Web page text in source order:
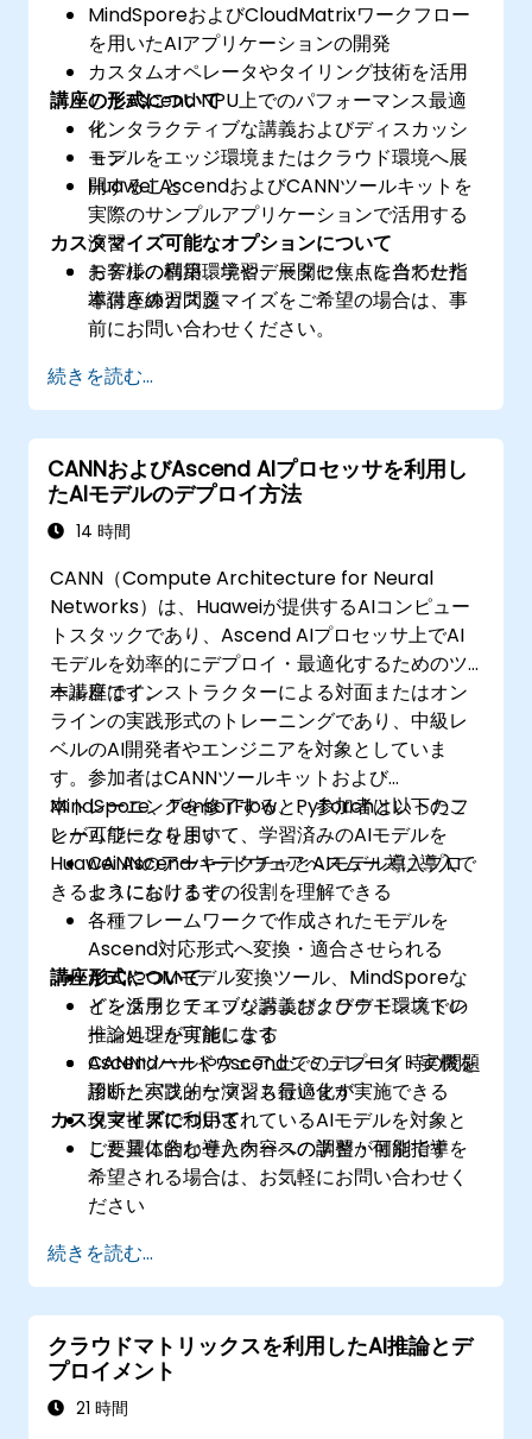
MindSporeおよびCloudMatrixワークフロー
を用いたAIアプリケーションの開発
カスタムオペレータやタイリング技術を活用
したAscend NPU上でのパフォーマンス最適
化
モデルをエッジ環境またはクラウド環境へ展
開すること
講座の形式について
インタラクティブな講義およびディスカッシ
ョン
Huawei AscendおよびCANNツールキットを
実際のサンプルアプリケーションで活用する
演習
モデルの構築、学習、展開に焦点を当てた指
導付き練習問題
カスタマイズ可能なオプションについて
お客様の利用環境やデータセットに合わせた
本講座のカスタマイズをご希望の場合は、事
前にお問い合わせください。
続きを読む...
CANNおよびAscend AIプロセッサを利用し
たAIモデルのデプロイ方法
14 時間
CANN（Compute Architecture for Neural
Networks）は、Huaweiが提供するAIコンピュー
トスタックであり、Ascend AIプロセッサ上でAI
モデルを効率的にデプロイ・最適化するためのツ
ール群です。
本講座はインストラクターによる対面またはオン
ラインの実践形式のトレーニングであり、中級レ
ベルのAI開発者やエンジニアを対象としていま
す。参加者はCANNツールキットおよび
MindSpore、TensorFlow、PyTorchといったフ
レームワークを用いて、学習済みのAIモデルを
Huawei Ascendハードウェアへスムーズに導入で
きるようになります。
本トレーニングを修了すると、参加者は以下のこ
とが可能になります：
CANNのアーキテクチャとAIモデル導入プロ
セスにおけるその役割を理解できる
各種フレームワークで作成されたモデルを
Ascend対応形式へ変換・適合させられる
ATCやOMモデル変換ツール、MindSporeな
どを活用してエッジおよびクラウド環境での
推論処理が可能になる
Ascendハードウェア上でのデプロイ時の問題
診断とパフォーマンス最適化が実施できる
講座形式について
インタラクティブな講義およびデモンストレ
ーションを実施します
CANNツールやAscendシミュレータ・実機を
用いた実践的な演習も行います
現実世界で利用されているAIモデルを対象と
した具体的な導入ケースの学習が可能です
カスタマイズについて
ご要望に合わせた内容への調整・個別指導を
希望される場合は、お気軽にお問い合わせく
ださい
続きを読む...
クラウドマトリックスを利用したAI推論とデ
プロイメント
21 時間